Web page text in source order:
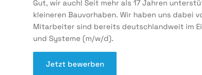
Gut, wir auch! Seit mehr als 17 Jahren
kleineren Bauvorhaben. Wir haben uns dabei
Mitarbeiter sind bereits deutschlandweit im
und Systeme (m/w/d).
Jetzt bewerben